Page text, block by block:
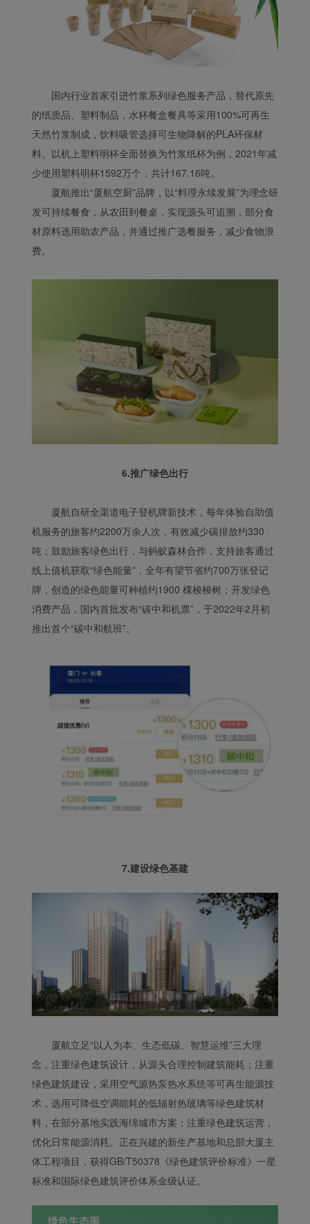
国内行业首家引进竹浆系列绿色服务产品，替代原先
的纸质品、塑料制品，水杯餐盒餐具等采用100%可再生
天然竹浆制成，饮料吸管选择可生物降解的PLA环保材
料。以机上塑料明杯全面替换为竹浆纸杯为例，2021年减
少使用塑料明杯1592万个，共计167.16吨。
厦航推出“厦航空厨”品牌，以“料理永续发展”为理念研
发可持续餐食，从农田到餐桌，实现源头可追溯，部分食
材原料选用助农产品，并通过推广选餐服务，减少食物浪
费。
6.推广绿色出行
厦航自研全渠道电子登机牌新技术，每年体验自助值
机服务的旅客约2200万余人次，有效减少碳排放约330
吨；鼓励旅客绿色出行，与蚂蚁森林合作，支持旅客通过
线上值机获取“绿色能量”，全年有望节省约700万张登记
牌，创造的绿色能量可种植约1900 棵梭梭树；开发绿色
消费产品，国内首批发布“碳中和机票”，于2022年2月初
推出首个“碳中和航班”。
7.建设绿色基建
厦航立足“以人为本、生态低碳、智慧运维”三大理
念，注重绿色建筑设计，从源头合理控制建筑能耗；注重
绿色建筑建设，采用空气源热泵热水系统等可再生能源技
术，选用可降低空调能耗的低辐射热玻璃等绿色建筑材
料，在部分基地实践海绵城市方案；注重绿色建筑运营，
优化日常能源消耗。正在兴建的新生产基地和总部大厦主
体工程项目，获得GB/T50378《绿色建筑评价标准》一星
标准和国际绿色建筑评价体系金级认证。